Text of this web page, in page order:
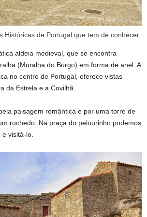
Históricas de Portugal que tem de conhecer
aldeia medieval, que se encontra
(Muralha do Burgo) em forma de anel. A
no centro de Portugal, oferece vistas
da Estrela e a Covilhã.
paisagem romântica e por uma torre de
rochedo. Na praça do pelourinho podemos
visitá-lo.